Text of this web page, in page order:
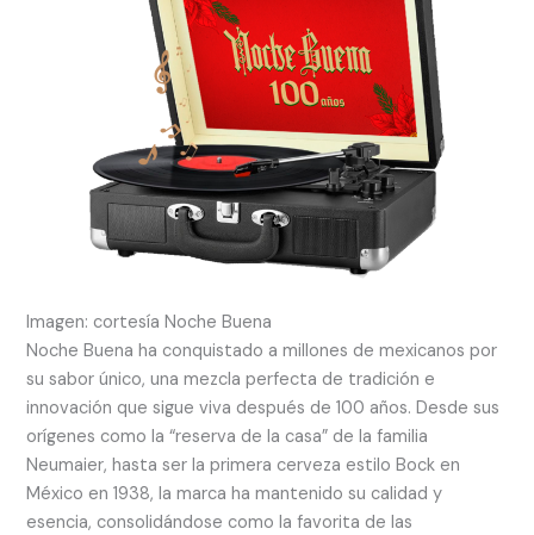
Imagen: cortesía Noche Buena
Noche Buena ha conquistado a millones de mexicanos por
su sabor único, una mezcla perfecta de tradición e
innovación que sigue viva después de 100 años. Desde sus
orígenes como la “reserva de la casa” de la familia
Neumaier, hasta ser la primera cerveza estilo Bock en
México en 1938, la marca ha mantenido su calidad y
esencia, consolidándose como la favorita de las